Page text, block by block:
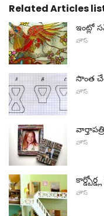
Related Articles
ఇంట్లో
హౌస్
సొంత
హౌస్
హౌస్
హౌస్